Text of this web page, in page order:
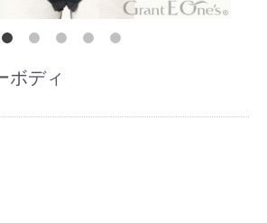
ボディ